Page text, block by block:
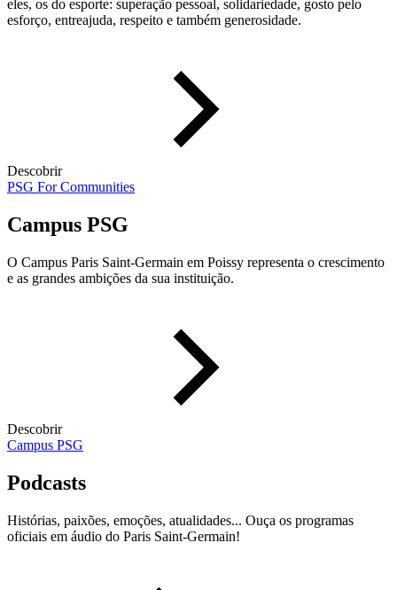
eles, os do esporte: superação pessoal, solidariedade, gosto pelo
esforço, entreajuda, respeito e também generosidade.
Descobrir
PSG For Communities
Campus PSG
O Campus Paris Saint-Germain em Poissy representa o crescimento
e as grandes ambições da sua instituição.
Descobrir
Campus PSG
Podcasts
Histórias, paixões, emoções, atualidades... Ouça os programas
oficiais em áudio do Paris Saint-Germain!